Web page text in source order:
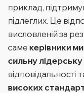
приклад,
підлеглих. Це
висловленій за
саме керівники
сильну
відповідальності
високих